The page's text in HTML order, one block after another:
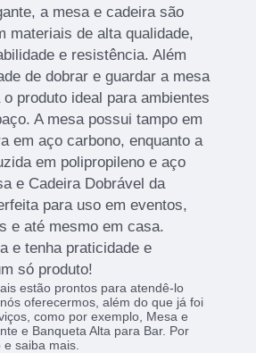
a mesa e cadeira são
materiais de alta qualidade,
e resistência. Além
de dobrar e guardar a mesa
produto ideal para ambientes
A mesa possui tampo em
em aço carbono, enquanto a
em polipropileno e aço
e Cadeira Dobrável da
para uso em eventos,
e até mesmo em casa.
e tenha praticidade e
só produto!
estão prontos para atendê-lo
oferecermos, além do que já foi
como por exemplo, Mesa e
e Banqueta Alta para Bar. Por
saiba mais.